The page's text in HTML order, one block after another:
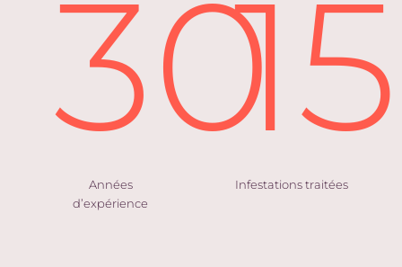
30
Années
d’expérience
Infestations traitées